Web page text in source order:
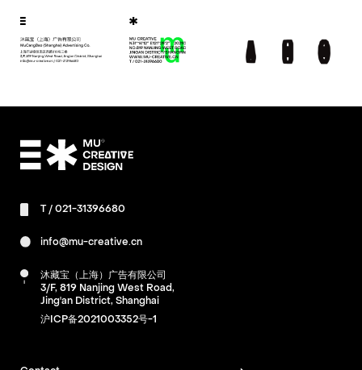
T / 021-31396680
info@mu-creative.cn
沐藏宝（上海）广告有限公司
3/F, 819 Nanjing West Road,
Jing'an District, Shanghai
沪ICP备2021003352号-1